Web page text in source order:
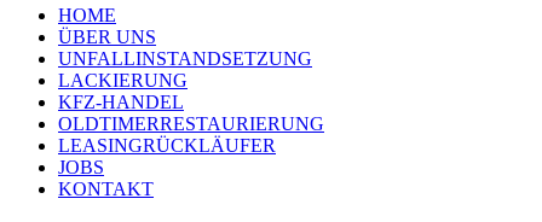
HOME
ÜBER UNS
UNFALLINSTANDSETZUNG
LACKIERUNG
KFZ-HANDEL
OLDTIMERRESTAURIERUNG
LEASINGRÜCKLÄUFER
JOBS
KONTAKT